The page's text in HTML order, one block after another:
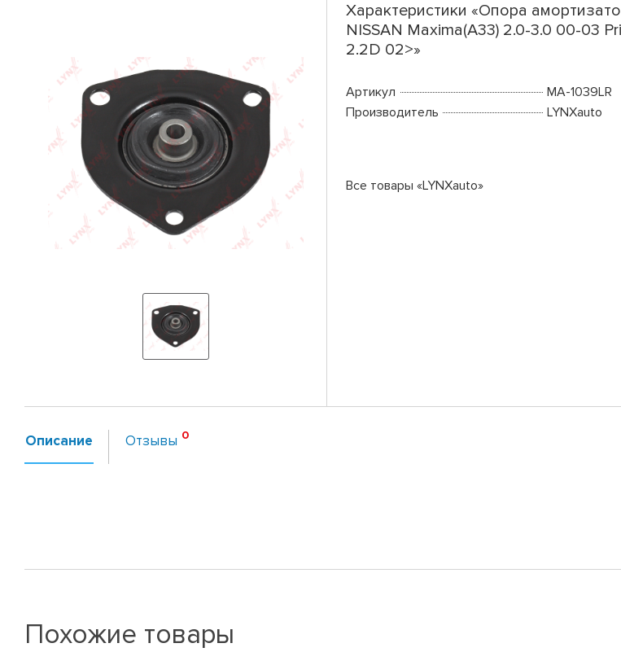
Характеристики «Опора
NISSAN Maxima(A33) 2.0-3.0 00-03
2.2D 02>»
Артикул
MA-1039LR
Производитель
LYNXauto
Все товары «LYNXauto»
Описание Отзывы
Похожие товары